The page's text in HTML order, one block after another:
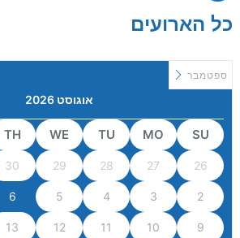
כל הארועים
אוגוסט 2026
ספטמבר
SU
MO
TU
WE
TH
26
27
28
29
30
2
3
4
5
6
9
10
11
12
13